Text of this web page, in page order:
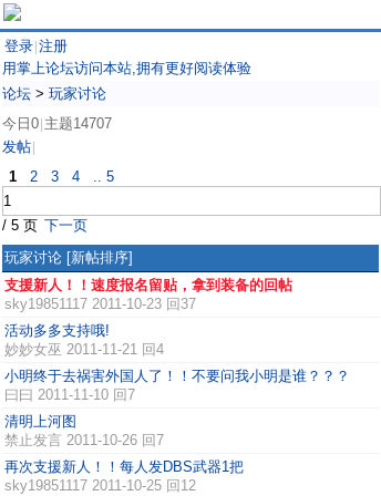
登录 注册
用掌上论坛访问本站,拥有更好阅读体验
论坛 > 玩家讨论
今日0 主题14707
发帖
1 2 3 4 .. 5
/ 5 页 下一页
玩家讨论 [新帖排序]
支援新人！！速度报名留贴，拿到装备的回帖
sky19851117 2011-10-23 回37
活动多多支持哦!
妙妙女巫 2011-11-21 回4
小明终于去祸害外国人了！！不要问我小明是谁？？？
曰曰 2011-11-10 回7
清明上河图
禁止发言 2011-10-26 回7
再次支援新人！！每人发DBS武器1把
sky19851117 2011-10-25 回12